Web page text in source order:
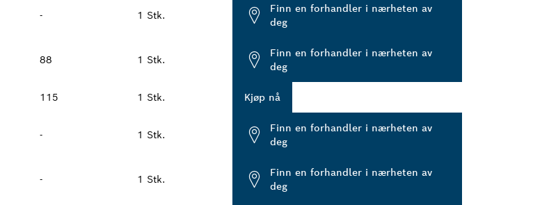
- 1 Stk.
Finn en forhandler i nærheten av
deg
88 1 Stk.
Finn en forhandler i nærheten av
deg
115 1 Stk. Kjøp nå
- 1 Stk.
Finn en forhandler i nærheten av
deg
- 1 Stk.
Finn en forhandler i nærheten av
deg